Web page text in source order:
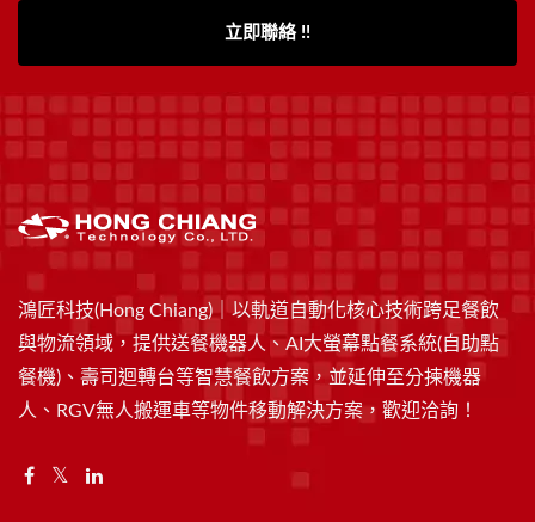
立即聯絡 !!
鴻匠科技(Hong Chiang)｜以軌道自動化核心技術跨足餐飲
與物流領域，提供送餐機器人、AI大螢幕點餐系統(自助點
餐機)、壽司迴轉台等智慧餐飲方案，並延伸至分揀機器
人、RGV無人搬運車等物件移動解決方案，歡迎洽詢！